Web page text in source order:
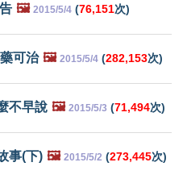
🖼️ 2015/5/4 (76,151次)
可治 🖼️ 2015/5/4 (282,153次)
不早說 🖼️ 2015/5/3 (71,494次)
事(下) 🖼️ 2015/5/2 (273,445次)